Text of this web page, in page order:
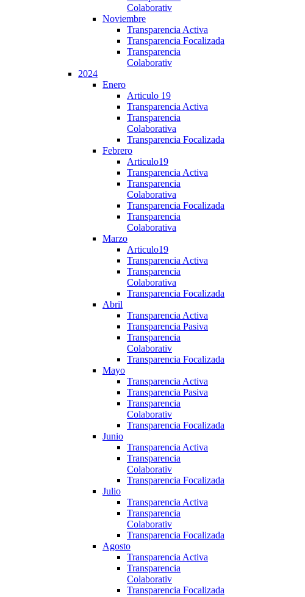
Colaborativ
Noviembre
Transparencia Activa
Transparencia Focalizada
Transparencia
Colaborativ
2024
Enero
Articulo 19
Transparencia Activa
Transparencia
Colaborativa
Transparencia Focalizada
Febrero
Articulo19
Transparencia Activa
Transparencia
Colaborativa
Transparencia Focalizada
Transparencia
Colaborativa
Marzo
Articulo19
Transparencia Activa
Transparencia
Colaborativa
Transparencia Focalizada
Abril
Transparencia Activa
Transparencia Pasiva
Transparencia
Colaborativ
Transparencia Focalizada
Mayo
Transparencia Activa
Transparencia Pasiva
Transparencia
Colaborativ
Transparencia Focalizada
Junio
Transparencia Activa
Transparencia
Colaborativ
Transparencia Focalizada
Julio
Transparencia Activa
Transparencia
Colaborativ
Transparencia Focalizada
Agosto
Transparencia Activa
Transparencia
Colaborativ
Transparencia Focalizada